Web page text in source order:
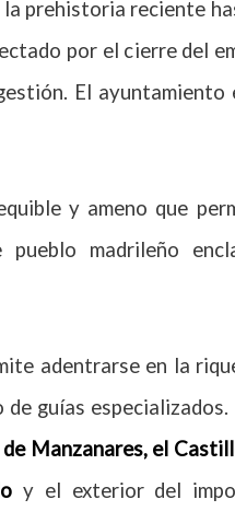
prehistoria reciente
por el cierre del
El
y ameno que
pueblo madrileño
adentrarse en la
de guías
de Manzanares, el
y el exterior del